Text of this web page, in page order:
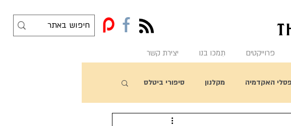
f
פרוייקטים תִמכו בנו יצירת קשר
האקדמיה מקלנון סיפורי ביטלס